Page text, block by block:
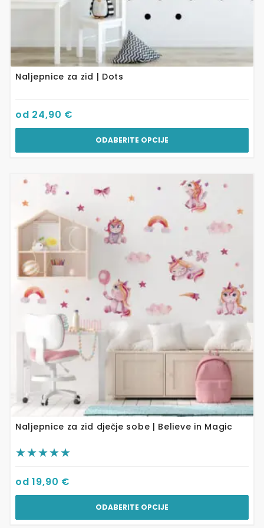
Naljepnice za zid | Dots
od 24,90 €
ODABERITE OPCIJE
Naljepnice za zid dječje sobe | Believe in Magic
od19,90 €
ODABERITE OPCIJE
Ovaj
proizvod
ima
više
varijanti.
Opcije
mogu
odabrati
na
stranici